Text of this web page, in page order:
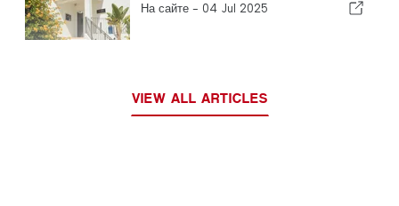
На сайте - 04 Jul 2025
VIEW ALL ARTICLES